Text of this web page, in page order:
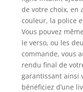
de votre choix, en
couleur, la police
Vous pouvez
le verso, ou les
commande, vous
rendu final de
garantissant ainsi
bénéficiez d’une